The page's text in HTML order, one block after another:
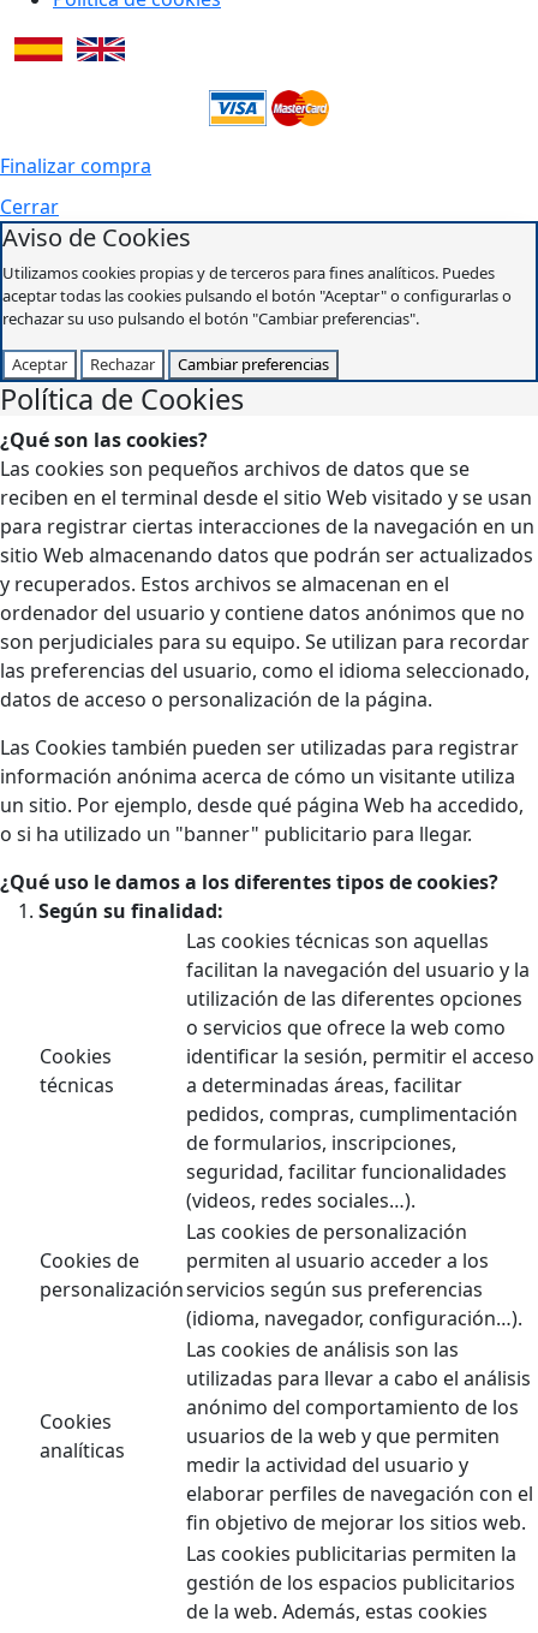
Finalizar compra
Cerrar
Aviso de Cookies
Utilizamos cookies propias y de terceros para fines analíticos. Puedes
aceptar todas las cookies pulsando el botón "Aceptar" o configurarlas o
rechazar su uso pulsando el botón "Cambiar preferencias".
Aceptar Rechazar Cambiar preferencias
Política de Cookies
¿Qué son las cookies?
Las cookies son pequeños archivos de datos que se
reciben en el terminal desde el sitio Web visitado y se usan
para registrar ciertas interacciones de la navegación en un
sitio Web almacenando datos que podrán ser actualizados
y recuperados. Estos archivos se almacenan en el
ordenador del usuario y contiene datos anónimos que no
son perjudiciales para su equipo. Se utilizan para recordar
las preferencias del usuario, como el idioma seleccionado,
datos de acceso o personalización de la página.
Las Cookies también pueden ser utilizadas para registrar
información anónima acerca de cómo un visitante utiliza
un sitio. Por ejemplo, desde qué página Web ha accedido,
o si ha utilizado un "banner" publicitario para llegar.
¿Qué uso le damos a los diferentes tipos de cookies?
Según su finalidad:
Cookies
técnicas
Las cookies técnicas son aquellas
facilitan la navegación del usuario y la
utilización de las diferentes opciones
o servicios que ofrece la web como
identificar la sesión, permitir el acceso
a determinadas áreas, facilitar
pedidos, compras, cumplimentación
de formularios, inscripciones,
seguridad, facilitar funcionalidades
(videos, redes sociales…).
Cookies de
personalización
Las cookies de personalización
permiten al usuario acceder a los
servicios según sus preferencias
(idioma, navegador, configuración…).
Cookies
analíticas
Las cookies de análisis son las
utilizadas para llevar a cabo el análisis
anónimo del comportamiento de los
usuarios de la web y que permiten
medir la actividad del usuario y
elaborar perfiles de navegación con el
fin objetivo de mejorar los sitios web.
Las cookies publicitarias permiten la
gestión de los espacios publicitarios
de la web. Además, estas cookies